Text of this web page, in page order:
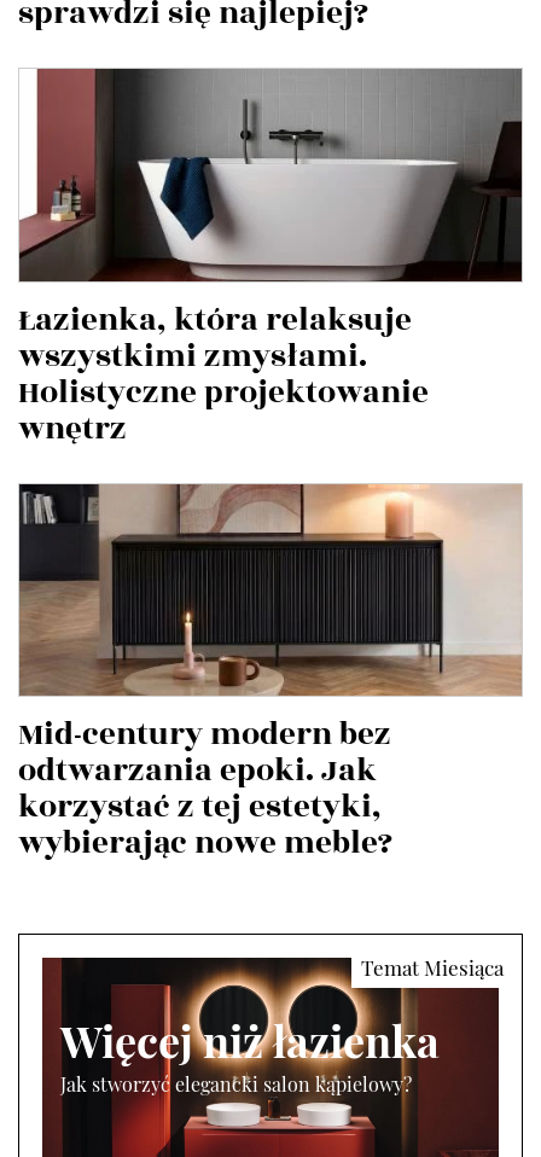
sprawdzi się najlepiej?
Łazienka, która relaksuje
wszystkimi zmysłami.
Holistyczne projektowanie
wnętrz
Mid-century modern bez
odtwarzania epoki. Jak
korzystać z tej estetyki,
wybierając nowe meble?
Więcej niż łazienka
Jak stworzyć elegancki salon kąpielowy?